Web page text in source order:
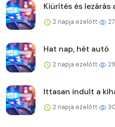
Kiürítés és lezárás
2 napja ezelőtt 27
Hat nap, hét autó
2 napja ezelőtt 29
Ittasan indult a
2 napja ezelőtt 30